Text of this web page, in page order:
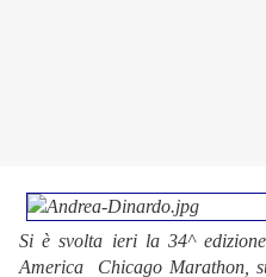
Si è svolta ieri la 34^
America Chicago Marathon,